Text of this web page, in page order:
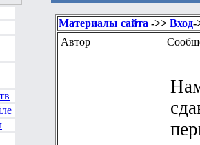
Материалы сайта ->> Вход-
Автор